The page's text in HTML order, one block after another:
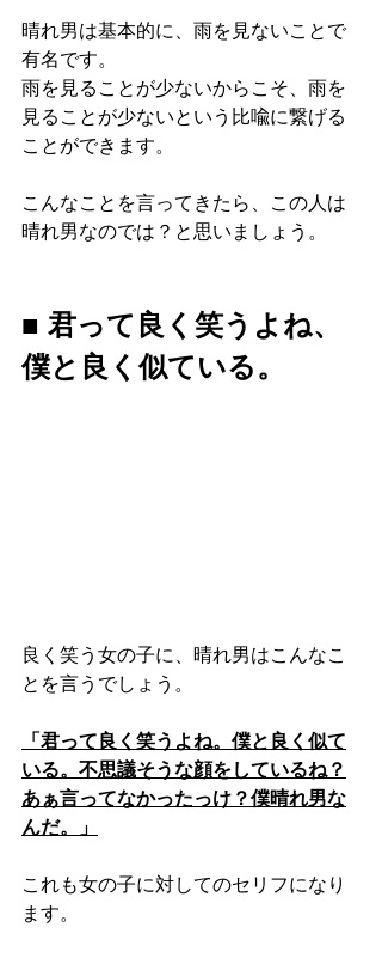
晴れ男は基本的に、雨を見ないことで
有名です。
雨を見ることが少ないからこそ、雨を
見ることが少ないという比喩に繋げる
ことができます。
こんなことを言ってきたら、この人は
晴れ男なのでは？と思いましょう。
■ 君って良く笑うよね、
僕と良く似ている。
良く笑う女の子に、晴れ男はこんなこ
とを言うでしょう。
「君って良く笑うよね。僕と良く似て
いる。不思議そうな顔をしているね？
あぁ言ってなかったっけ？僕晴れ男な
んだ。」
これも女の子に対してのセリフになり
ます。